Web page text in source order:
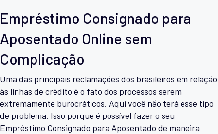
Empréstimo Consignado para
Aposentado Online sem
Complicação
Uma das principais reclamações dos brasileiros em relação
às linhas de crédito é o fato dos processos serem
extremamente burocráticos. Aqui você não terá esse tipo
de problema. Isso porque é possível fazer o seu
Empréstimo Consignado para Aposentado de maneira